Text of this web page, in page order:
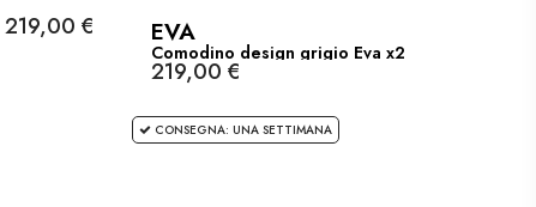
219,00 € EVA
Comodino design grigio Eva x2
219,00 €
CONSEGNA: UNA SETTIMANA